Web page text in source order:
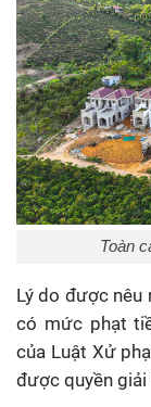
Toàn
Lý do được nêu
có mức phạt
của Luật Xử
được quyền giải